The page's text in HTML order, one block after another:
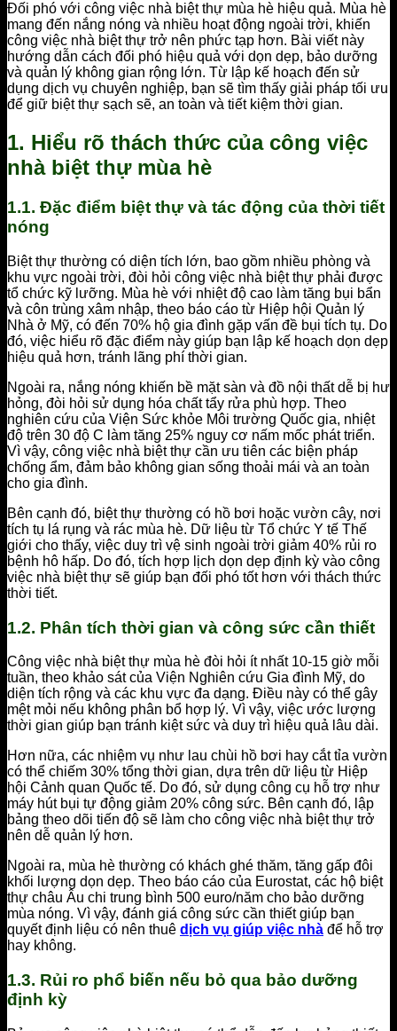
Đối phó với công việc nhà biệt thự mùa hè hiệu quả. Mùa hè
mang đến nắng nóng và nhiều hoạt động ngoài trời, khiến
công việc nhà biệt thự trở nên phức tạp hơn. Bài viết này
hướng dẫn cách đối phó hiệu quả với dọn dẹp, bảo dưỡng
và quản lý không gian rộng lớn. Từ lập kế hoạch đến sử
dụng dịch vụ chuyên nghiệp, bạn sẽ tìm thấy giải pháp tối ưu
để giữ biệt thự sạch sẽ, an toàn và tiết kiệm thời gian.
1. Hiểu rõ thách thức của công việc
nhà biệt thự mùa hè
1.1. Đặc điểm biệt thự và tác động của thời tiết
nóng
Biệt thự thường có diện tích lớn, bao gồm nhiều phòng và
khu vực ngoài trời, đòi hỏi công việc nhà biệt thự phải được
tổ chức kỹ lưỡng. Mùa hè với nhiệt độ cao làm tăng bụi bẩn
và côn trùng xâm nhập, theo báo cáo từ Hiệp hội Quản lý
Nhà ở Mỹ, có đến 70% hộ gia đình gặp vấn đề bụi tích tụ. Do
đó, việc hiểu rõ đặc điểm này giúp bạn lập kế hoạch dọn dẹp
hiệu quả hơn, tránh lãng phí thời gian.
Ngoài ra, nắng nóng khiến bề mặt sàn và đồ nội thất dễ bị hư
hỏng, đòi hỏi sử dụng hóa chất tẩy rửa phù hợp. Theo
nghiên cứu của Viện Sức khỏe Môi trường Quốc gia, nhiệt
độ trên 30 độ C làm tăng 25% nguy cơ nấm mốc phát triển.
Vì vậy, công việc nhà biệt thự cần ưu tiên các biện pháp
chống ẩm, đảm bảo không gian sống thoải mái và an toàn
cho gia đình.
Bên cạnh đó, biệt thự thường có hồ bơi hoặc vườn cây, nơi
tích tụ lá rụng và rác mùa hè. Dữ liệu từ Tổ chức Y tế Thế
giới cho thấy, việc duy trì vệ sinh ngoài trời giảm 40% rủi ro
bệnh hô hấp. Do đó, tích hợp lịch dọn dẹp định kỳ vào công
việc nhà biệt thự sẽ giúp bạn đối phó tốt hơn với thách thức
thời tiết.
1.2. Phân tích thời gian và công sức cần thiết
Công việc nhà biệt thự mùa hè đòi hỏi ít nhất 10-15 giờ mỗi
tuần, theo khảo sát của Viện Nghiên cứu Gia đình Mỹ, do
diện tích rộng và các khu vực đa dạng. Điều này có thể gây
mệt mỏi nếu không phân bổ hợp lý. Vì vậy, việc ước lượng
thời gian giúp bạn tránh kiệt sức và duy trì hiệu quả lâu dài.
Hơn nữa, các nhiệm vụ như lau chùi hồ bơi hay cắt tỉa vườn
có thể chiếm 30% tổng thời gian, dựa trên dữ liệu từ Hiệp
hội Cảnh quan Quốc tế. Do đó, sử dụng công cụ hỗ trợ như
máy hút bụi tự động giảm 20% công sức. Bên cạnh đó, lập
bảng theo dõi tiến độ sẽ làm cho công việc nhà biệt thự trở
nên dễ quản lý hơn.
Ngoài ra, mùa hè thường có khách ghé thăm, tăng gấp đôi
khối lượng dọn dẹp. Theo báo cáo của Eurostat, các hộ biệt
thự châu Âu chi trung bình 500 euro/năm cho bảo dưỡng
mùa nóng. Vì vậy, đánh giá công sức cần thiết giúp bạn
quyết định liệu có nên thuê dịch vụ giúp việc nhà để hỗ trợ
hay không.
1.3. Rủi ro phổ biến nếu bỏ qua bảo dưỡng
định kỳ